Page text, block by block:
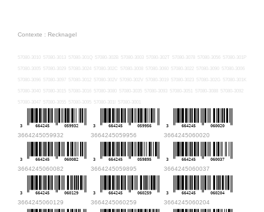
Contexte : Recknagel
57080-3010 57080-3013 57080-301Q 57080-302B 57080-3003 57080-302T 57080-3078 57080-3056 57080-301P
57080-3005 57080-3029 57080-3024 57080-302C 57080-3008 57080-3060 57080-3022 57080-3090 57080-3006
57080-3096 57080-3097 57080-3012 57080-302V 57090-302V 57080-3019 57080-3023 57080-302G 57080-301K
57080-3040 57080-3015 57080-3016 57080-3080 57080-3035 57080-3093 57080-3051 57080-3088 57080-3092
57080-3047 57080-3055 57080-3095 57080-301I 57080-3001
3 664245 059932
3664245059932
3 664245 059956
3664245059956
3 664245 060020
3664245060020
3 664245 060082
3664245060082
3 664245 059895
3664245059895
3 664245 060037
3664245060037
3 664245 060129
3664245060129
3 664245 060259
3664245060259
3 664245 060204
3664245060204